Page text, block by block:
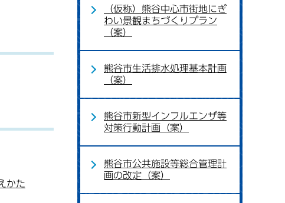
かた
（仮称）熊谷中心市街地にぎ
わい景観まちづくりプラン
（案）
熊谷市生活排水処理基本計画
（案）
熊谷市新型インフルエンザ等
対策行動計画（案）
熊谷市公共施設等総合管理計
画の改定（案）